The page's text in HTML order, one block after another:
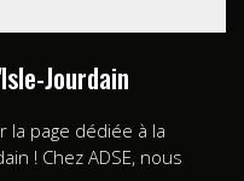
Jourdain
la page dédiée à la
! Chez ADSE, nous